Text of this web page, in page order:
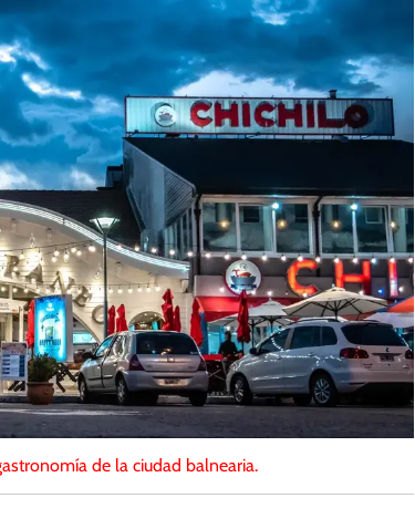
de la ciudad balnearia.